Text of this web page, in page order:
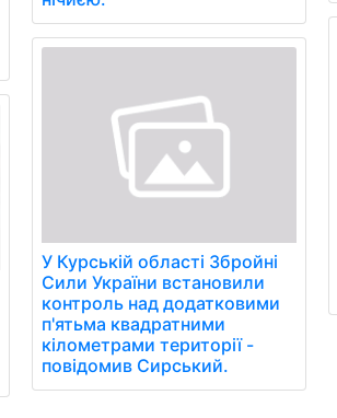
У Курській області Збройні
Сили України встановили
контроль над додатковими
п'ятьма квадратними
кілометрами території -
повідомив Сирський.